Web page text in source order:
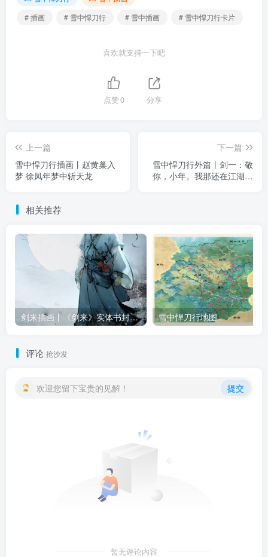
# 插画
# 雪中悍刀行 # 雪中插画 # 雪中悍刀行卡片
喜欢就支持一下吧
点赞0 分享
上一篇
雪中悍刀行插画丨赵黄巢入
梦 徐凤年梦中斩天龙
下一篇
雪中悍刀行外篇丨剑一：敬
你，小年。我那还在江湖的
相关推荐
剑来插画丨《剑来》实体书封面插画合集（八辑全） 雪中悍刀行地图
评论 抢沙发
欢迎您留下宝贵的见解！ 提交
暂无评论内容